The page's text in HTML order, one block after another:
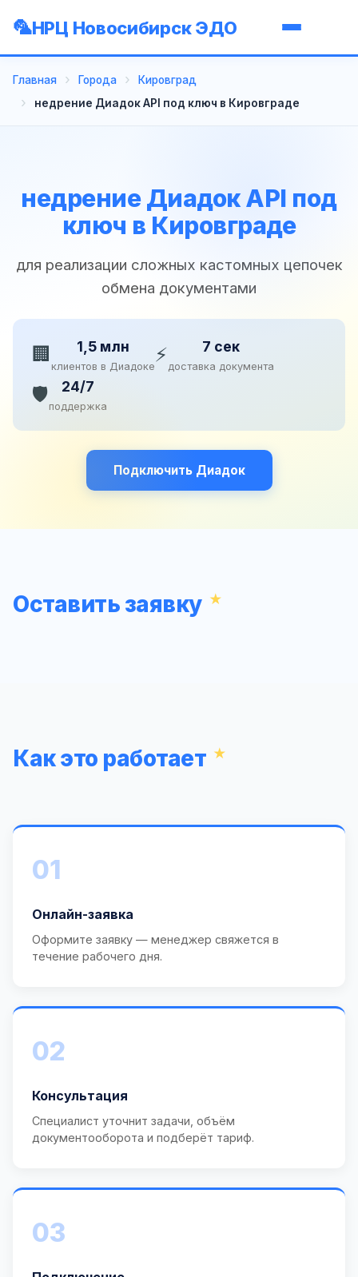
НРЦ Новосибирск ЭДО
Главная Города
Кировград
недрение Диадок API под ключ в Кировграде
недрение Диадок API под
ключ в Кировграде
для реализации сложных кастомных цепочек
обмена документами
🏢 1,5 млн
клиентов в Диадоке⚡ 7 сек
доставка документа
🛡️ 24/7
поддержка
Подключить Диадок
Оставить заявку
Как это работает
01
Онлайн-заявка
Оформите заявку — менеджер свяжется в
течение рабочего дня.
02
Консультация
Специалист уточнит задачи, объём
документооборота и подберёт тариф.
03